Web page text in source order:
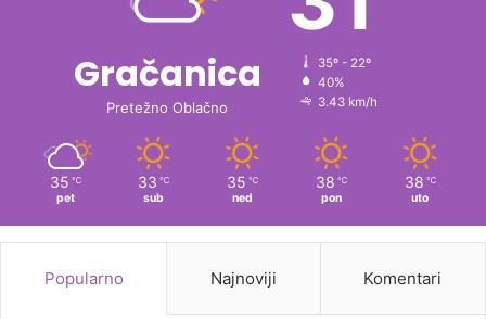
Gračanica
Pretežno Oblačno
35º - 22º
40%
3.43 km/h
35 ℃
pet
33 ℃
sub
35 ℃
ned
38 ℃
pon
38 ℃
uto
Popularno Najnoviji Komentari